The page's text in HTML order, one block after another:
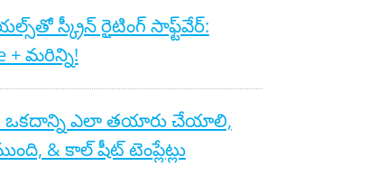
స్క్రీన్ రైటింగ్ సాఫ్ట్‌వేర్:
+ మరిన్ని!
ఒకదాన్ని ఎలా తయారు చేయాలి,
& కాల్ షీట్ టెంప్లేట్లు